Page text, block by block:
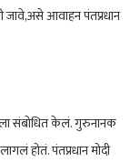
आवाहन पंतप्रधान
संबोधित केलं. गुरुनानक
होतं. पंतप्रधान मोदी